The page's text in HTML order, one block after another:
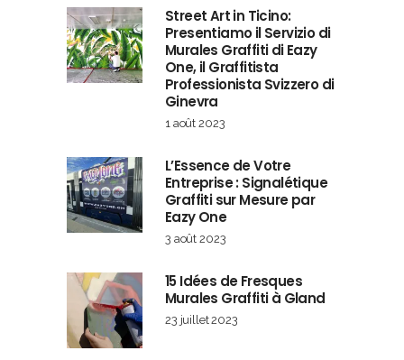
Street Art in Ticino:
Presentiamo il Servizio di
Murales Graffiti di Eazy
One, il Graffitista
Professionista Svizzero di
Ginevra
1 août 2023
L’Essence de Votre
Entreprise : Signalétique
Graffiti sur Mesure par
Eazy One
3 août 2023
15 Idées de Fresques
Murales Graffiti à Gland
23 juillet 2023